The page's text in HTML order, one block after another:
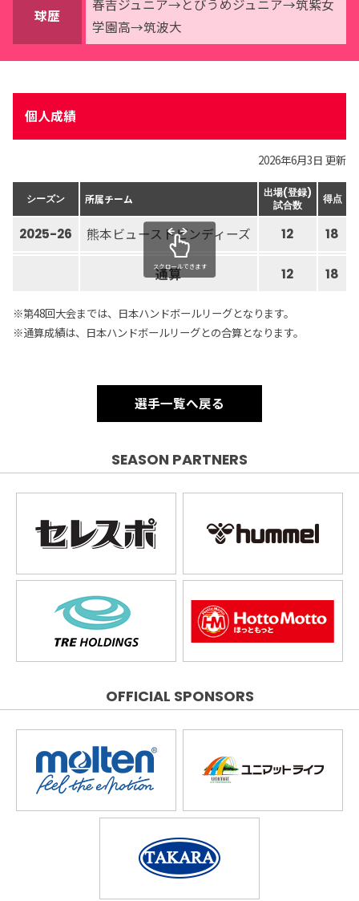
球歴
春吉ジュニア→とびうめジュニア→筑紫女
学園高→筑波大
個人成績
2026年6月3日 更新
シーズン 所属チーム
出場(登録)
試合数
得点
2025-26 熊本ビューストピンディーズ 12 18
通算 12 18
スクロールできます
※第48回大会までは、日本ハンドボールリーグとなります。
※通算成績は、日本ハンドボールリーグとの合算となります。
選手一覧へ戻る
SEASON PARTNERS
OFFICIAL SPONSORS